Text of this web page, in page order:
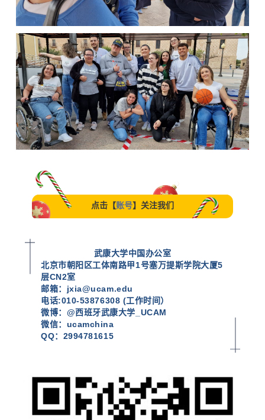
点击【账号】关注我们
武康大学中国办公室
北京市朝阳区工体南路甲1号塞万提斯学院大厦5
层CN2室
邮箱：jxia@ucam.edu
电话:010-53876308 (工作时间）
微博：@西班牙武康大学_UCAM
微信：ucamchina
QQ：2994781615